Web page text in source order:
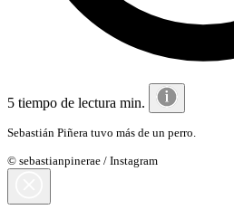
5 tiempo de lectura min.
Sebastián Piñera tuvo más de un perro.
© sebastianpinerae / Instagram